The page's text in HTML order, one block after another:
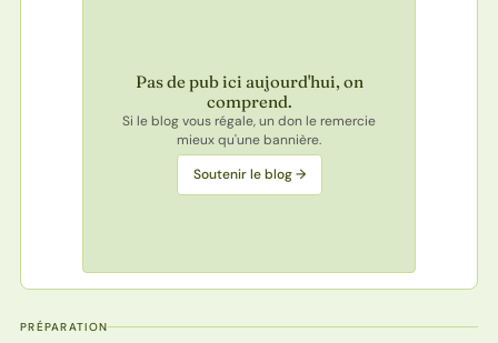
Pas de pub ici aujourd'hui, on
comprend.
Si le blog vous régale, un don le remercie
mieux qu'une bannière.
Soutenir le blog →
PRÉPARATION